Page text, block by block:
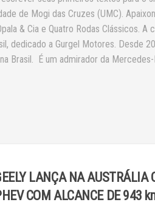
de Mogi das Cruzes (UMC).
& Cia e Quatro Rodas Clássicos.
dedicado a Gurgel Motores. Desde
Brasil. É um admirador da
LANÇA NA AUSTRÁLIA
COM ALCANCE DE 943